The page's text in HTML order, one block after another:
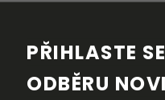
PÉČE O OBUV
PŘIHLASTE
ODBĚRU